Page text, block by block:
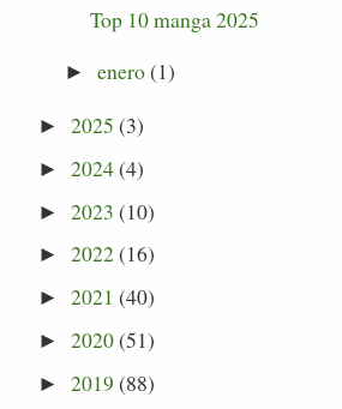
Top 10 manga 2025
► enero(1)
►2025 (3)
►2024(4)
►2023 (10)
►2022(16)
►2021 (40)
►2020(51)
►2019 (88)